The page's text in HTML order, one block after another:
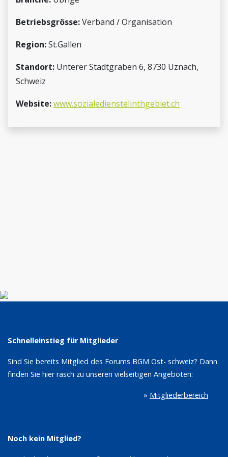
Betriebsgrösse:Verband / Organisation
Region:St.Gallen
Standort: Unterer Stadtgraben 6, 8730 Uznach,
Schweiz
Website:www.sozialedienstelinthgebiet.ch
Schnelleinstieg für Mitglieder
Sind Sie bereits Mitglied des Forums BGM Ost- schweiz? Dann
finden Sie hier rasch zu unseren vielseitigen Angeboten:
» Mitgliederbereich
Noch kein Mitglied?